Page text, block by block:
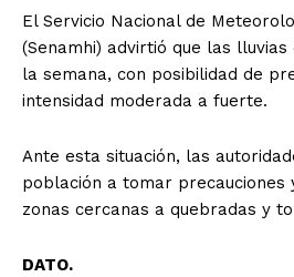
Diario los Andes
Nosotros
Contacto
El Servicio Nacional de
(Senamhi) advirtió que las
la semana, con posibilidad de
intensidad moderada a fuerte.
Ante esta situación, las
población a tomar
zonas cercanas a quebradas y
DATO.